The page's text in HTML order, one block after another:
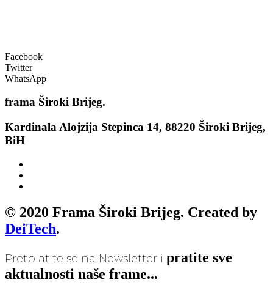
Facebook
Twitter
WhatsApp
frama Široki Brijeg.
Kardinala Alojzija Stepinca 14, 88220 Široki Brijeg,
BiH
© 2020 Frama Široki Brijeg. Created by
DeiTech.
Pretplatite se na Newsletter i pratite sve
aktualnosti naše frame...